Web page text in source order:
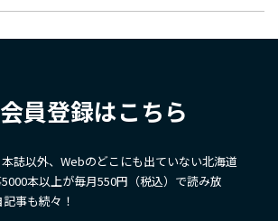
会員登録はこちら
誌以外、Webのどこにも出ていない北海道
本以上が毎月550円（税込）で読み放
事も続々！